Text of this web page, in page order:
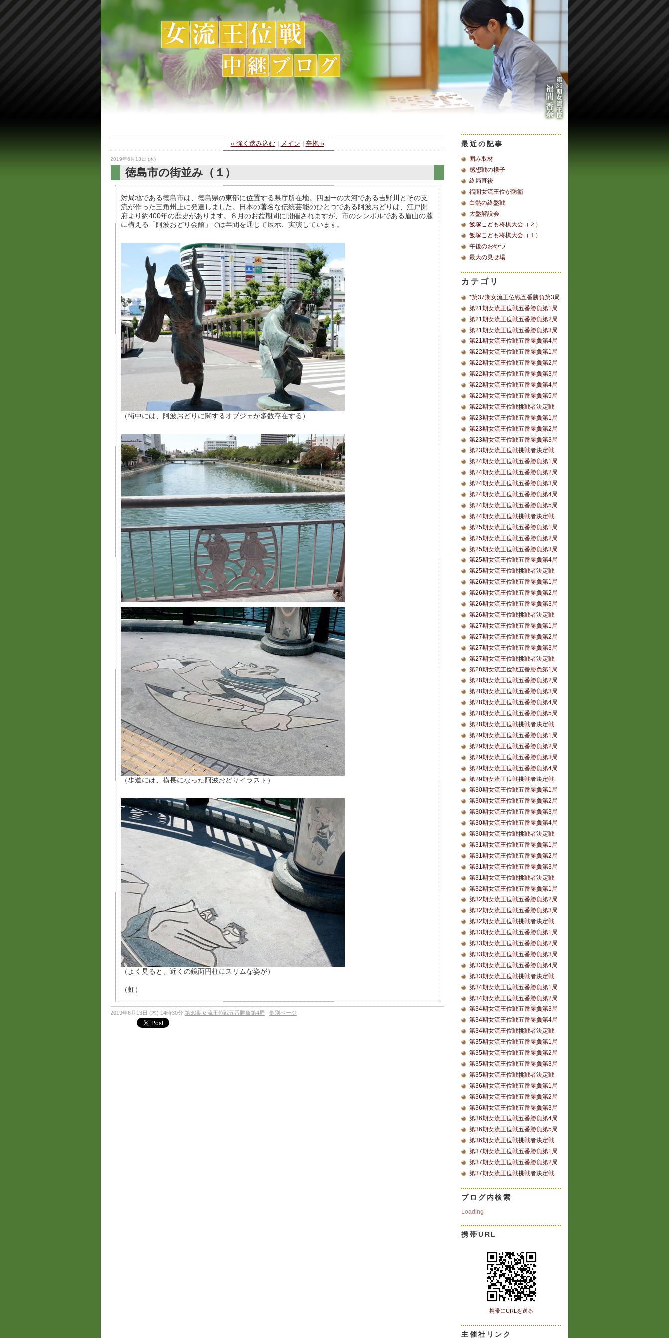
« 強く踏み込む| メイン 辛抱 »
2019年6月13日 (木)
徳島市の街並み（１）
対局地である徳島市は、徳島県の東部に位置する県庁所在地。四国一の大河である吉野川とその支
流が作った三角州上に発達しました。日本の著名な伝統芸能のひとつである阿波おどりは、江戸開
府より約400年の歴史があります。８月のお盆期間に開催されますが、市のシンボルである眉山の麓
に構える「阿波おどり会館」では年間を通じて展示、実演しています。
（街中には、阿波おどりに関するオブジェが多数存在する）
（歩道には、横長になった阿波おどりイラスト）
（よく見ると、近くの鏡面円柱にスリムな姿が）
（虹）
2019年6月13日 (木) 14時30分 第30期女流王位戦五番勝負第4局 | 個別ページ
最近の記事
囲み取材
感想戦の様子
終局直後
福間女流王位が防衛
白熱の終盤戦
大盤解説会
飯塚こども将棋大会（２）
飯塚こども将棋大会（１）
午後のおやつ
最大の見せ場
カテゴリ
*第37期女流王位戦五番勝負第3局
第21期女流王位戦五番勝負第1局
第21期女流王位戦五番勝負第2局
第21期女流王位戦五番勝負第3局
第21期女流王位戦五番勝負第4局
第22期女流王位戦五番勝負第1局
第22期女流王位戦五番勝負第2局
第22期女流王位戦五番勝負第3局
第22期女流王位戦五番勝負第4局
第22期女流王位戦五番勝負第5局
第22期女流王位戦挑戦者決定戦
第23期女流王位戦五番勝負第1局
第23期女流王位戦五番勝負第2局
第23期女流王位戦五番勝負第3局
第23期女流王位戦挑戦者決定戦
第24期女流王位戦五番勝負第1局
第24期女流王位戦五番勝負第2局
第24期女流王位戦五番勝負第3局
第24期女流王位戦五番勝負第4局
第24期女流王位戦五番勝負第5局
第24期女流王位戦挑戦者決定戦
第25期女流王位戦五番勝負第1局
第25期女流王位戦五番勝負第2局
第25期女流王位戦五番勝負第3局
第25期女流王位戦五番勝負第4局
第25期女流王位戦挑戦者決定戦
第26期女流王位戦五番勝負第1局
第26期女流王位戦五番勝負第2局
第26期女流王位戦五番勝負第3局
第26期女流王位戦挑戦者決定戦
第27期女流王位戦五番勝負第1局
第27期女流王位戦五番勝負第2局
第27期女流王位戦五番勝負第3局
第27期女流王位戦挑戦者決定戦
第28期女流王位戦五番勝負第1局
第28期女流王位戦五番勝負第2局
第28期女流王位戦五番勝負第3局
第28期女流王位戦五番勝負第4局
第28期女流王位戦五番勝負第5局
第28期女流王位戦挑戦者決定戦
第29期女流王位戦五番勝負第1局
第29期女流王位戦五番勝負第2局
第29期女流王位戦五番勝負第3局
第29期女流王位戦五番勝負第4局
第29期女流王位戦挑戦者決定戦
第30期女流王位戦五番勝負第1局
第30期女流王位戦五番勝負第2局
第30期女流王位戦五番勝負第3局
第30期女流王位戦五番勝負第4局
第30期女流王位戦挑戦者決定戦
第31期女流王位戦五番勝負第1局
第31期女流王位戦五番勝負第2局
第31期女流王位戦五番勝負第3局
第31期女流王位戦挑戦者決定戦
第32期女流王位戦五番勝負第1局
第32期女流王位戦五番勝負第2局
第32期女流王位戦五番勝負第3局
第32期女流王位戦挑戦者決定戦
第33期女流王位戦五番勝負第1局
第33期女流王位戦五番勝負第2局
第33期女流王位戦五番勝負第3局
第33期女流王位戦五番勝負第4局
第33期女流王位戦挑戦者決定戦
第34期女流王位戦五番勝負第1局
第34期女流王位戦五番勝負第2局
第34期女流王位戦五番勝負第3局
第34期女流王位戦五番勝負第4局
第34期女流王位戦挑戦者決定戦
第35期女流王位戦五番勝負第1局
第35期女流王位戦五番勝負第2局
第35期女流王位戦五番勝負第3局
第35期女流王位戦挑戦者決定戦
第36期女流王位戦五番勝負第1局
第36期女流王位戦五番勝負第2局
第36期女流王位戦五番勝負第3局
第36期女流王位戦五番勝負第4局
第36期女流王位戦五番勝負第5局
第36期女流王位戦挑戦者決定戦
第37期女流王位戦五番勝負第1局
第37期女流王位戦五番勝負第2局
第37期女流王位戦挑戦者決定戦
ブログ内検索
Loading
携帯URL
携帯にURLを送る
主催社リンク